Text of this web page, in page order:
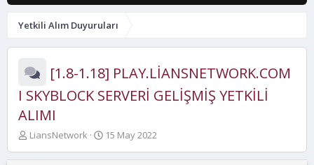
Yetkili Alım Duyuruları
[1.8-1.18] PLAY.LİANSNETWORK.COM
I SKYBLOCK SERVERİ GELİŞMİŞ YETKİLİ
ALIMI
KLiansNetwork
B15 May 2022